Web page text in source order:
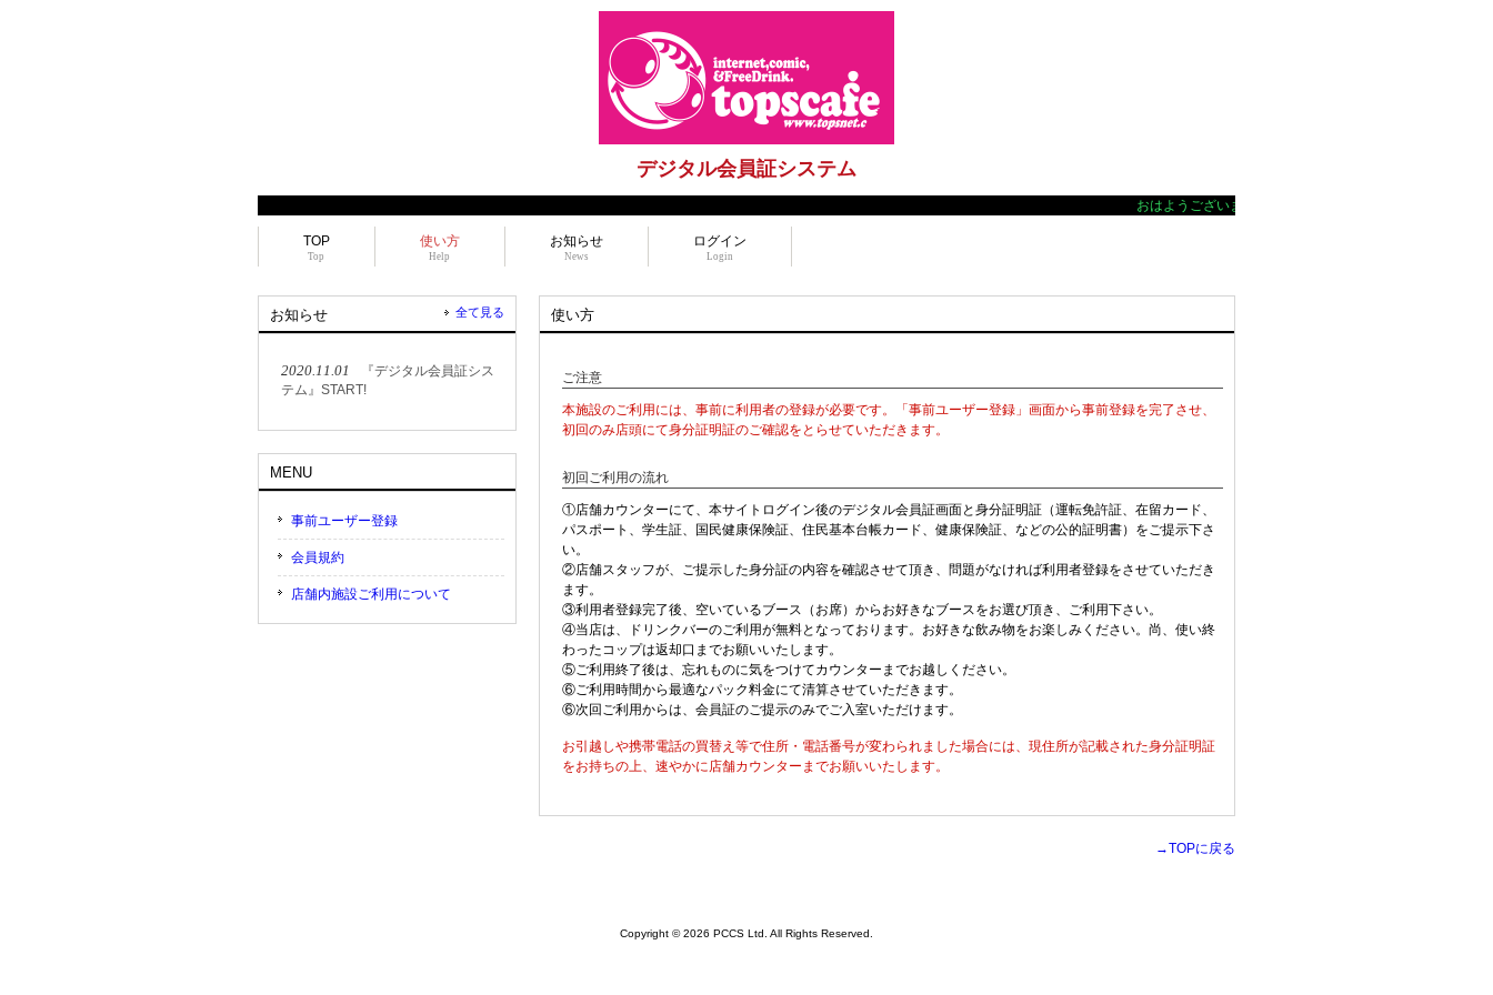
デジタル会員証システム
おはようございます いつもご利用ありがとうございます
TOP
Top
使い方
Help
お知らせ
News
ログイン
Login
使い方
ご注意
本施設のご利用には、事前に利用者の登録が必要です。「事前ユーザー登録」画面から事前登録を完了させ、
初回のみ店頭にて身分証明証のご確認をとらせていただきます。
初回ご利用の流れ
①店舗カウンターにて、本サイトログイン後のデジタル会員証画面と身分証明証（運転免許証、在留カード、
パスポート、学生証、国民健康保険証、住民基本台帳カード、健康保険証、などの公的証明書）をご提示下さ
い。
②店舗スタッフが、ご提示した身分証の内容を確認させて頂き、問題がなければ利用者登録をさせていただき
ます。
③利用者登録完了後、空いているブース（お席）からお好きなブースをお選び頂き、ご利用下さい。
④当店は、ドリンクバーのご利用が無料となっております。お好きな飲み物をお楽しみください。尚、使い終
わったコップは返却口までお願いいたします。
⑤ご利用終了後は、忘れものに気をつけてカウンターまでお越しください。
⑥ご利用時間から最適なパック料金にて清算させていただきます。
⑥次回ご利用からは、会員証のご提示のみでご入室いただけます。
お引越しや携帯電話の買替え等で住所・電話番号が変わられました場合には、現住所が記載された身分証明証
をお持ちの上、速やかに店舗カウンターまでお願いいたします。
→TOPに戻る
お知らせ 全て見る
2020.11.01
『デジタル会員証シス
テム』START!
MENU
事前ユーザー登録
会員規約
店舗内施設ご利用について
Copyright © 2026 PCCS Ltd. All Rights Reserved.